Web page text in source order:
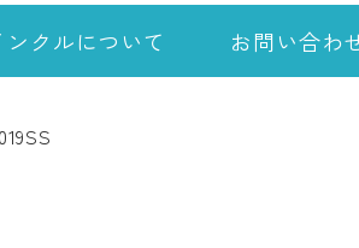
ンクルについて お問い合わ